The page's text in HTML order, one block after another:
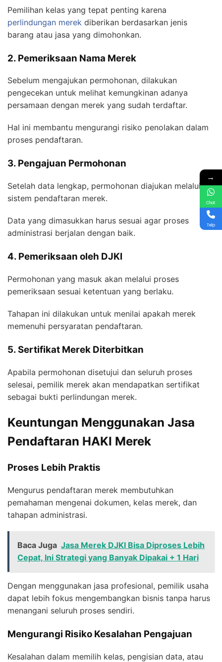
Pemilihan kelas yang tepat penting karena
perlindungan merek diberikan berdasarkan jenis
barang atau jasa yang dimohonkan.
2. Pemeriksaan Nama Merek
Sebelum mengajukan permohonan, dilakukan
pengecekan untuk melihat kemungkinan adanya
persamaan dengan merek yang sudah terdaftar.
Hal ini membantu mengurangi risiko penolakan dalam
proses pendaftaran.
3. Pengajuan Permohonan
Setelah data lengkap, permohonan diajukan melalui
sistem pendaftaran merek.
Data yang dimasukkan harus sesuai agar proses
administrasi berjalan dengan baik.
4. Pemeriksaan oleh DJKI
Permohonan yang masuk akan melalui proses
pemeriksaan sesuai ketentuan yang berlaku.
Tahapan ini dilakukan untuk menilai apakah merek
memenuhi persyaratan pendaftaran.
5. Sertifikat Merek Diterbitkan
Apabila permohonan disetujui dan seluruh proses
selesai, pemilik merek akan mendapatkan sertifikat
sebagai bukti perlindungan merek.
Keuntungan Menggunakan Jasa
Pendaftaran HAKI Merek
Proses Lebih Praktis
Mengurus pendaftaran merek membutuhkan
pemahaman mengenai dokumen, kelas merek, dan
tahapan administrasi.
Baca Juga Jasa Merek DJKI Bisa Diproses Lebih
Cepat, Ini Strategi yang Banyak Dipakai + 1 Hari
Dengan menggunakan jasa profesional, pemilik usaha
dapat lebih fokus mengembangkan bisnis tanpa harus
menangani seluruh proses sendiri.
Mengurangi Risiko Kesalahan Pengajuan
Kesalahan dalam memilih kelas, pengisian data, atau
→
Chat
Telp